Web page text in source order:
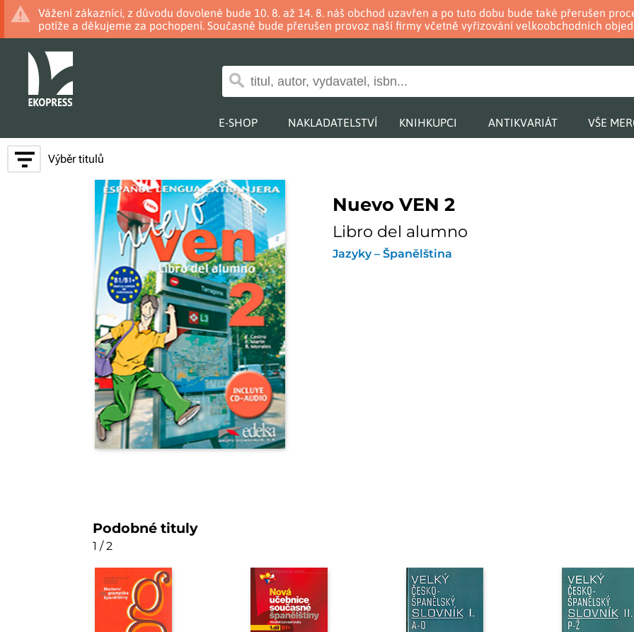
Vážení zákazníci, z důvodu dovolené bude 10. 8. až 14. 8. náš obchod uzavřen a po tuto dobu bude také přerušen
potíže a děkujeme za pochopení. Současně bude přerušen provoz naší firmy včetně vyřizování velkoobchodních
E-SHOP NAKLADATELSTVÍ KNIHKUPCI ANTIKVARIÁT VŠE
Výběr titulů
Nuevo VEN 2
Libro del alumno
Jazyky – Španělština
Podobné tituly
1 / 2